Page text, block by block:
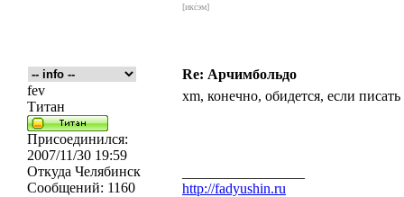
[икс́эм]
Re: Арчимбольдо
fev
Титан
Присоединился:
2007/11/30 19:59
Откуда Челябинск
Сообщений: 1160
xm, конечно, обидется, если
http://fadyushin.ru